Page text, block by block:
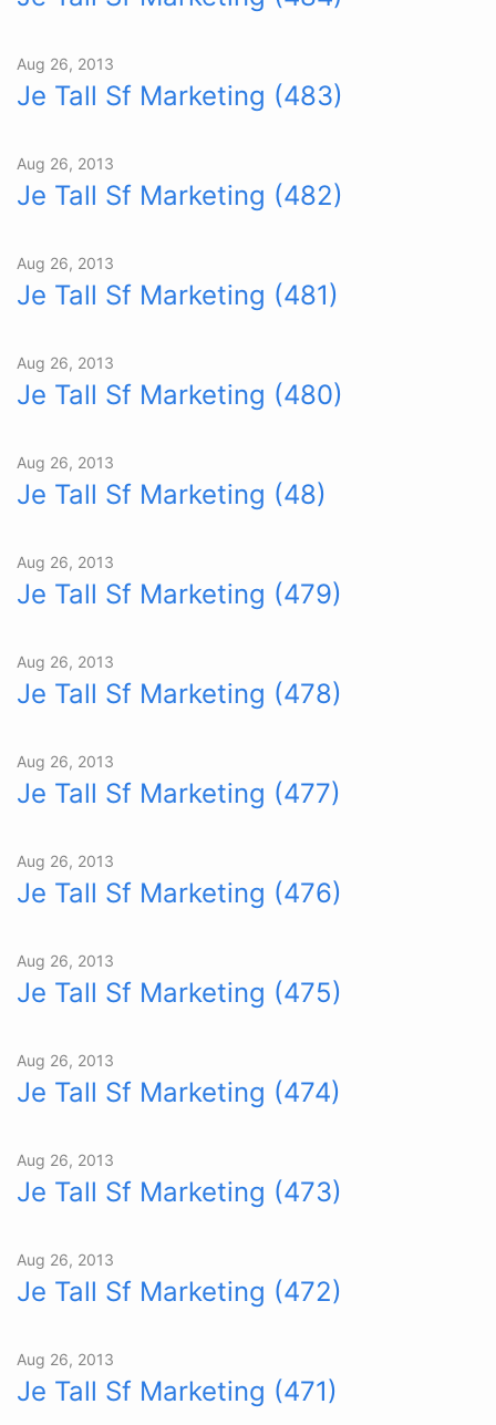
Aug 26, 2013
Je Tall Sf Marketing (483)
Aug 26, 2013
Je Tall Sf Marketing (482)
Aug 26, 2013
Je Tall Sf Marketing (481)
Aug 26, 2013
Je Tall Sf Marketing (480)
Aug 26, 2013
Je Tall Sf Marketing (48)
Aug 26, 2013
Je Tall Sf Marketing (479)
Aug 26, 2013
Je Tall Sf Marketing (478)
Aug 26, 2013
Je Tall Sf Marketing (477)
Aug 26, 2013
Je Tall Sf Marketing (476)
Aug 26, 2013
Je Tall Sf Marketing (475)
Aug 26, 2013
Je Tall Sf Marketing (474)
Aug 26, 2013
Je Tall Sf Marketing (473)
Aug 26, 2013
Je Tall Sf Marketing (472)
Aug 26, 2013
Je Tall Sf Marketing (471)